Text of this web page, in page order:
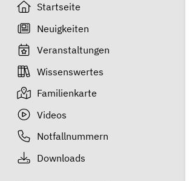
Startseite
Neuigkeiten
Veranstaltungen
Wissenswertes
Familienkarte
Videos
Notfallnummern
Downloads